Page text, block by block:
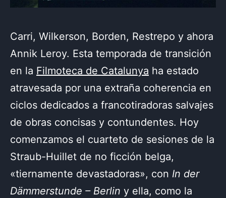
Carri, Wilkerson, Borden, Restrepo y ahora
Annik Leroy. Esta temporada de transición
en la Filmoteca de Catalunya ha estado
atravesada por una extraña coherencia en
ciclos dedicados a francotiradoras salvajes
de obras concisas y contundentes. Hoy
comenzamos el cuarteto de sesiones de la
Straub-Huillet de no ficción belga,
«tiernamente devastadoras», con In der
Dämmerstunde – Berlin y ella, como la